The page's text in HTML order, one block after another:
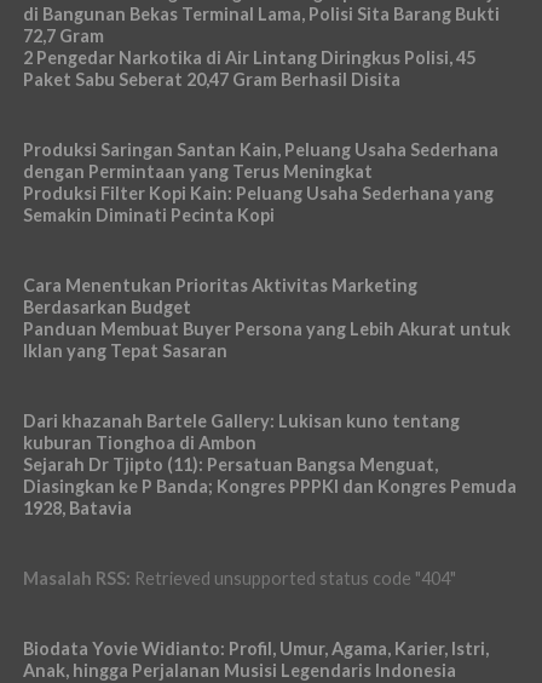
di Bangunan Bekas Terminal Lama, Polisi Sita Barang Bukti
72,7 Gram
2 Pengedar Narkotika di Air Lintang Diringkus Polisi, 45
Paket Sabu Seberat 20,47 Gram Berhasil Disita
Produksi Saringan Santan Kain, Peluang Usaha Sederhana
dengan Permintaan yang Terus Meningkat
Produksi Filter Kopi Kain: Peluang Usaha Sederhana yang
Semakin Diminati Pecinta Kopi
Cara Menentukan Prioritas Aktivitas Marketing
Berdasarkan Budget
Panduan Membuat Buyer Persona yang Lebih Akurat untuk
Iklan yang Tepat Sasaran
Dari khazanah Bartele Gallery: Lukisan kuno tentang
kuburan Tionghoa di Ambon
Sejarah Dr Tjipto (11): Persatuan Bangsa Menguat,
Diasingkan ke P Banda; Kongres PPPKI dan Kongres Pemuda
1928, Batavia
Masalah RSS: Retrieved unsupported status code "404"
Biodata Yovie Widianto: Profil, Umur, Agama, Karier, Istri,
Anak, hingga Perjalanan Musisi Legendaris Indonesia